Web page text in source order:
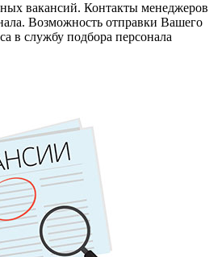
вакансий. Контакты менеджеров
Возможность отправки Вашего
в службу подбора персонала